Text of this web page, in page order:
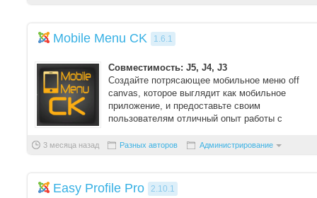
Mobile Menu CK 1.6.1
Совместимость: J5, J4, J3
Создайте потрясающее мобильное меню off
canvas, которое выглядит как мобильное
приложение, и предоставьте своим
пользователям отличный опыт работы с
3 месяца назад Разных авторов Администрирование
Easy Profile Pro 2.10.1